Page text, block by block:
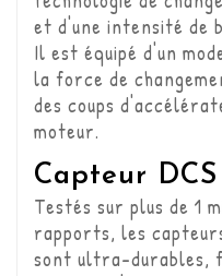
et d'une intensité de
Il est équipé d'un
la force de
des coups
moteur.
Capteur
Testés sur plus de 1
rapports, les
sont ultra-durables,